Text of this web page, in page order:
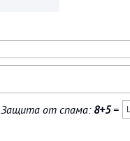
Защита от спама: 8+5=